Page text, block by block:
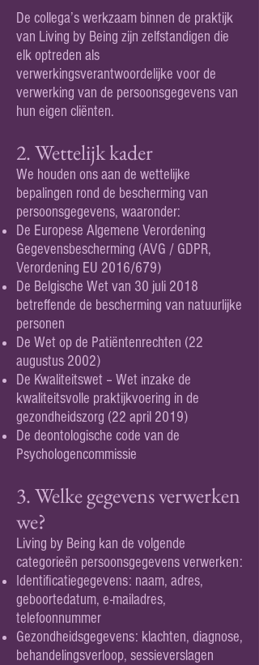
De collega’s werkzaam binnen de praktijk
van Living by Being zijn zelfstandigen die
elk optreden als
verwerkingsverantwoordelijke voor de
verwerking van de persoonsgegevens van
hun eigen cliënten.
2. Wettelijk kader
We houden ons aan de wettelijke
bepalingen rond de bescherming van
persoonsgegevens, waaronder:
De Europese Algemene Verordening
Gegevensbescherming (AVG / GDPR,
Verordening EU 2016/679)
De Belgische Wet van 30 juli 2018
betreffende de bescherming van natuurlijke
personen
De Wet op de Patiëntenrechten (22
augustus 2002)
De Kwaliteitswet – Wet inzake de
kwaliteitsvolle praktijkvoering in de
gezondheidszorg (22 april 2019)
De deontologische code van de
Psychologencommissie
3. Welke gegevens verwerken
we?
Living by Being kan de volgende
categorieën persoonsgegevens verwerken:
Identificatiegegevens: naam, adres,
geboortedatum, e-mailadres,
telefoonnummer
Gezondheidsgegevens: klachten, diagnose,
behandelingsverloop, sessieverslagen